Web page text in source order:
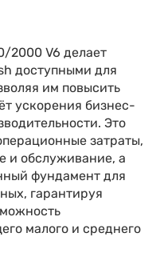
2000 V6 делает
доступными для
им повысить
ускорения бизнес-
Это
затраты,
и обслуживание, а
фундамент для
гарантируя
малого и среднего